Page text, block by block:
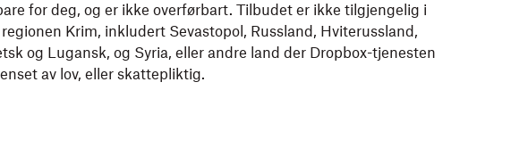
for deg, og er ikke overførbart. Tilbudet er ikke tilgjengelig i
Krim, inkludert Sevastopol, Russland, Hviterussland,
og Lugansk, og Syria, eller andre land der Dropbox-tjenesten
av lov, eller skattepliktig.